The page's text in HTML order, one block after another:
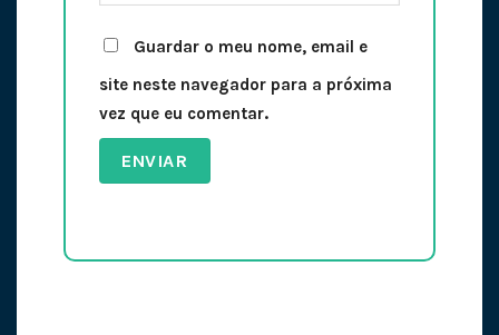
Guardar o meu nome, email e
site neste navegador para a próxima
vez que eu comentar.